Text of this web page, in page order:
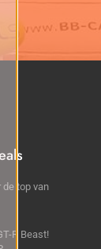
de top van
R Beast!